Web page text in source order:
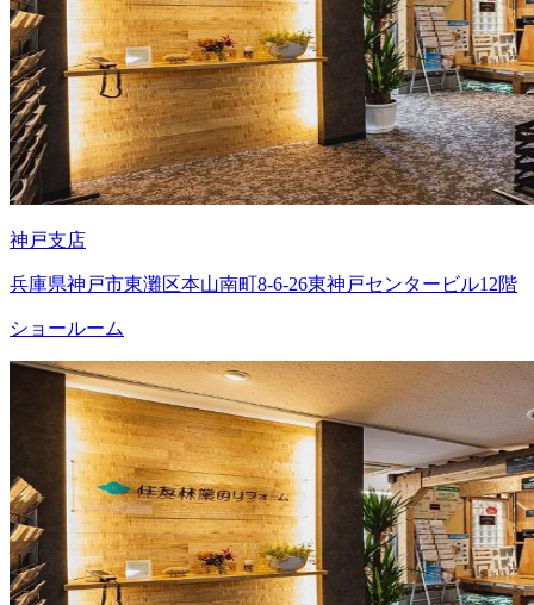
神戸支店
兵庫県神戸市東灘区本山南町8-6-26東神戸センタービル12階
ショールーム